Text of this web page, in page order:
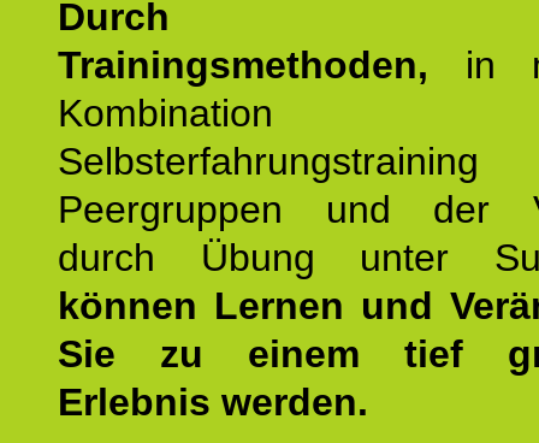
Durch
Trainingsmethoden, in
Peergruppen und der
durch Übung unter
können Lernen und
Sie zu einem tief
Erlebnis werden.